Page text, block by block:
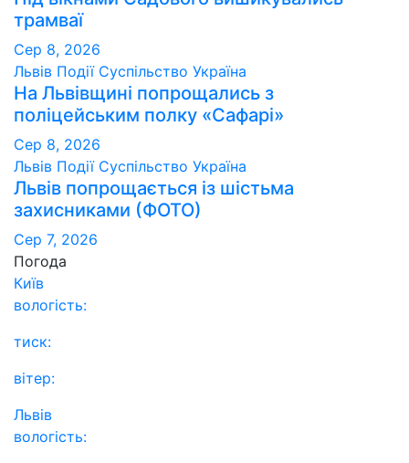
трамваї
Сер 8, 2026
Львів Події Суспільство Україна
На Львівщині попрощались з
поліцейським полку «Сафарі»
Сер 8, 2026
Львів Події Суспільство Україна
Львів попрощається із шістьма
захисниками (ФОТО)
Сер 7, 2026
Погода
Київ
вологість:
тиск:
вітер:
Львів
вологість: